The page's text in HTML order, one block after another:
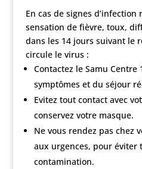
En cas de signes
sensation de fièvre, toux,
dans les 14 jours suivant le
circule le virus :
Contactez le Samu
symptômes et du séjour
Evitez tout contact avec
conservez votre masque.
Ne vous rendez pas chez
aux urgences, pour éviter
contamination.